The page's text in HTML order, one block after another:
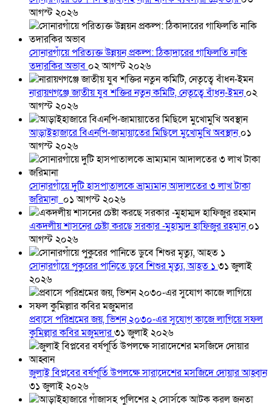
আগস্ট ২০২৬
সোনারগাঁয়ে পরিত্যক্ত উন্নয়ন প্রকল্প: ঠিকাদারের গাফিলতি নাকি
তদারকির অভাব ০২ আগস্ট ২০২৬
নারায়ণগঞ্জে জাতীয় যুব শক্তির নতুন কমিটি, নেতৃত্বে বাঁধন-ইমন০২
আগস্ট ২০২৬
আড়াইহাজারে বিএনপি-জামায়াতের মিছিলে মুখোমুখি অবস্থান০১
আগস্ট ২০২৬
সোনারগাঁয়ে দুটি হাসপাতালকে ভ্রাম্যমান আদালতের ৩ লাখ টাকা
জরিমানা ০১ আগস্ট ২০২৬
একদলীয় শাসনের চেষ্টা করছে সরকার -মুহাম্মদ হাফিজুর রহমান০১
আগস্ট ২০২৬
সোনারগাঁয়ে পুকুরের পানিতে ডুবে শিশুর মৃত্যু, আহত ১ ৩১ জুলাই
২০২৬
প্রবাসে পরিশ্রমের জয়, ভিশন ২০৩০-এর সুযোগ কাজে লাগিয়ে সফল
কুমিল্লার কবির মজুমদার৩১ জুলাই ২০২৬
জুলাই বিপ্লবের বর্ষপূর্তি উপলক্ষে সারাদেশের মসজিদে দোয়ার আহ্বান
৩১ জুলাই ২০২৬